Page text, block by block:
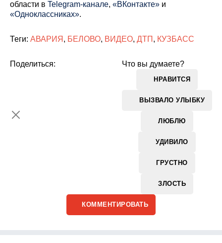
области в Telegram-канале, «ВКонтакте» и
«Одноклассниках».
Теги: АВАРИЯ , БЕЛОВО, ВИДЕО, ДТП , КУЗБАСС
Что вы думаете?
НРАВИТСЯ
ВЫЗВАЛО УЛЫБКУ
ЛЮБЛЮ
УДИВИЛО
ГРУСТНО
ЗЛОСТЬ
Поделиться:
КОММЕНТИРОВАТЬ